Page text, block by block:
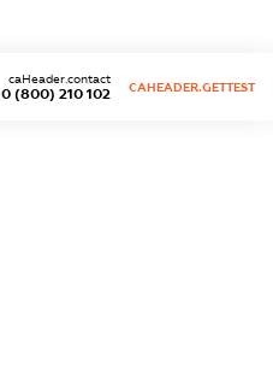
0 (800) 210 102
caHeader.contact
CAHEADER.GETTEST